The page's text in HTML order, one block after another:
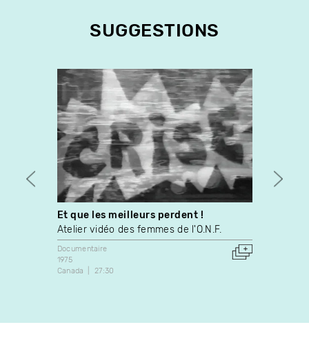
SUGGESTIONS
Et que les meilleurs perdent !
Atelier vidéo des femmes de l'O.N.F.
Documentaire
1975
Canada
27:30